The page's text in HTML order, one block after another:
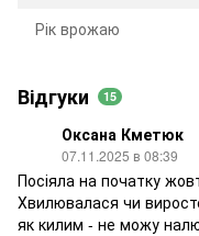
Рік врожаю
Відгуки 15
Оксана Кметюк
07.11.2025 в 08:39
Посіяла на початку
Хвилювалася чи
як килим - не можу